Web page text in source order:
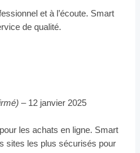
et à l’écoute. Smart
de qualité.
– 12 janvier 2025
les achats en ligne. Smart
sites les plus sécurisés pour